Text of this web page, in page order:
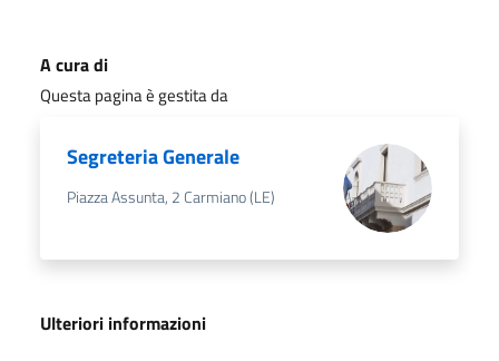
A cura di
Questa pagina è gestita da
Segreteria Generale
Piazza Assunta, 2 Carmiano (LE)
Ulteriori informazioni